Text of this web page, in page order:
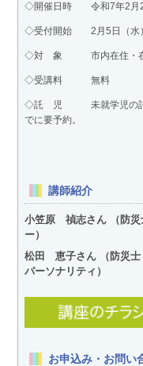
◇開催日時 令和7年2月
◇受付開始 2月5日（水
◇対 象 市内在住・在勤
◇受講料 無料
◇託 児 未就学児の託児
でに要予約。
講師紹介
小笠原 禎志さん （防災
ー）
松田 恵子さん （防災士
パーソナリティ）
お申込み・お問い